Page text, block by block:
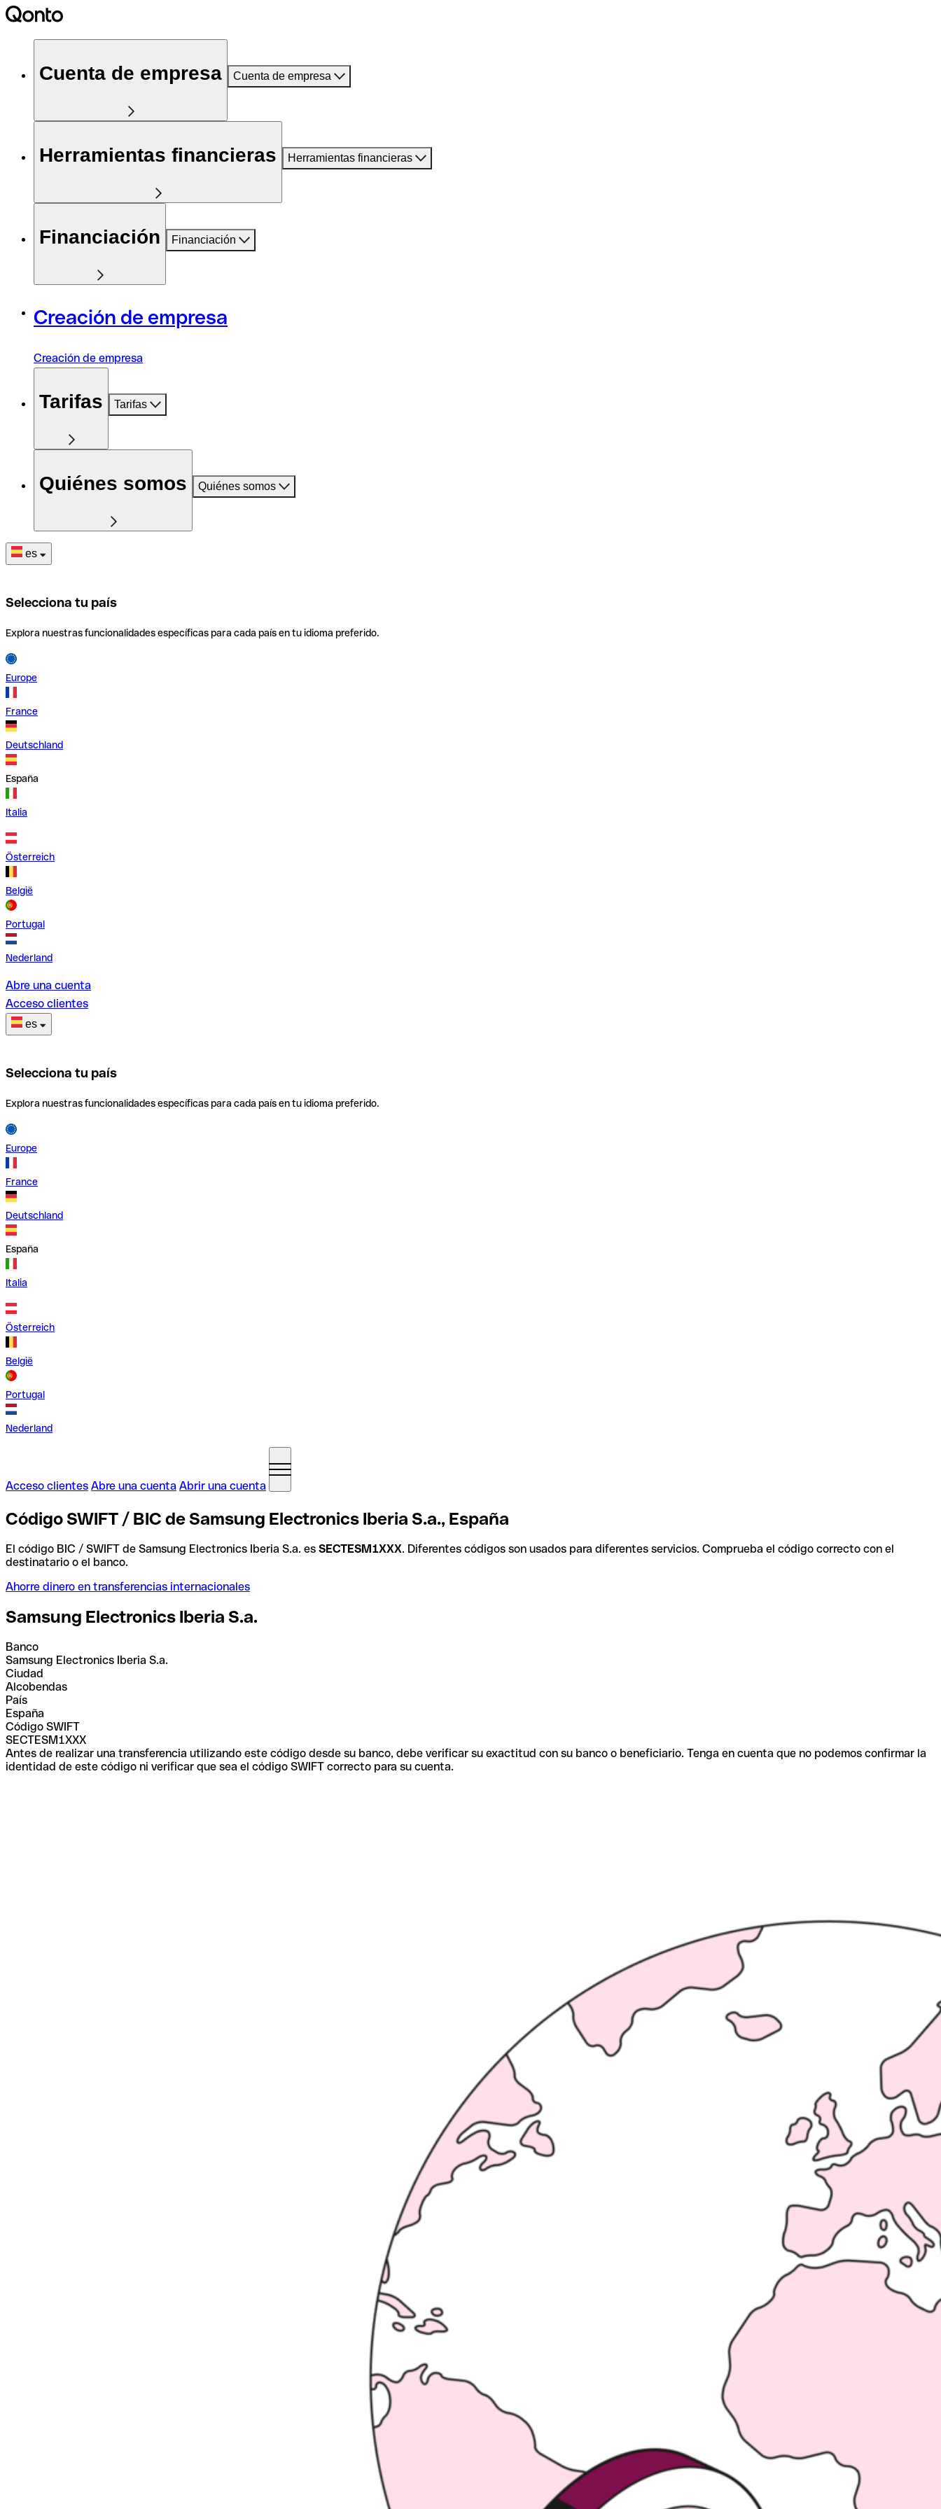
Cuenta de empresa Cuenta de empresa
Herramientas financieras Herramientas financieras
Financiación Financiación
Creación de empresa
Creación de empresa
Tarifas Tarifas
Quiénes somos Quiénes somos
es
Selecciona tu país
Explora nuestras funcionalidades específicas para cada país en tu idioma preferido.
Europe
France
Deutschland
España
Italia
Österreich
België
Portugal
Nederland
Abre una cuenta
Acceso clientes
es
Selecciona tu país
Explora nuestras funcionalidades específicas para cada país en tu idioma preferido.
Europe
France
Deutschland
España
Italia
Österreich
België
Portugal
Nederland
Acceso clientes Abre una cuenta Abrir una cuenta
Código SWIFT / BIC de Samsung Electronics Iberia S.a., España
El código BIC / SWIFT de Samsung Electronics Iberia S.a. es SECTESM1XXX. Diferentes códigos son usados para diferentes servicios. Comprueba el código correcto con el
destinatario o el banco.
Ahorre dinero en transferencias internacionales
Samsung Electronics Iberia S.a.
Banco
Samsung Electronics Iberia S.a.
Ciudad
Alcobendas
País
España
Código SWIFT
SECTESM1XXX
Antes de realizar una transferencia utilizando este código desde su banco, debe verificar su exactitud con su banco o beneficiario. Tenga en cuenta que no podemos confirmar la
identidad de este código ni verificar que sea el código SWIFT correcto para su cuenta.